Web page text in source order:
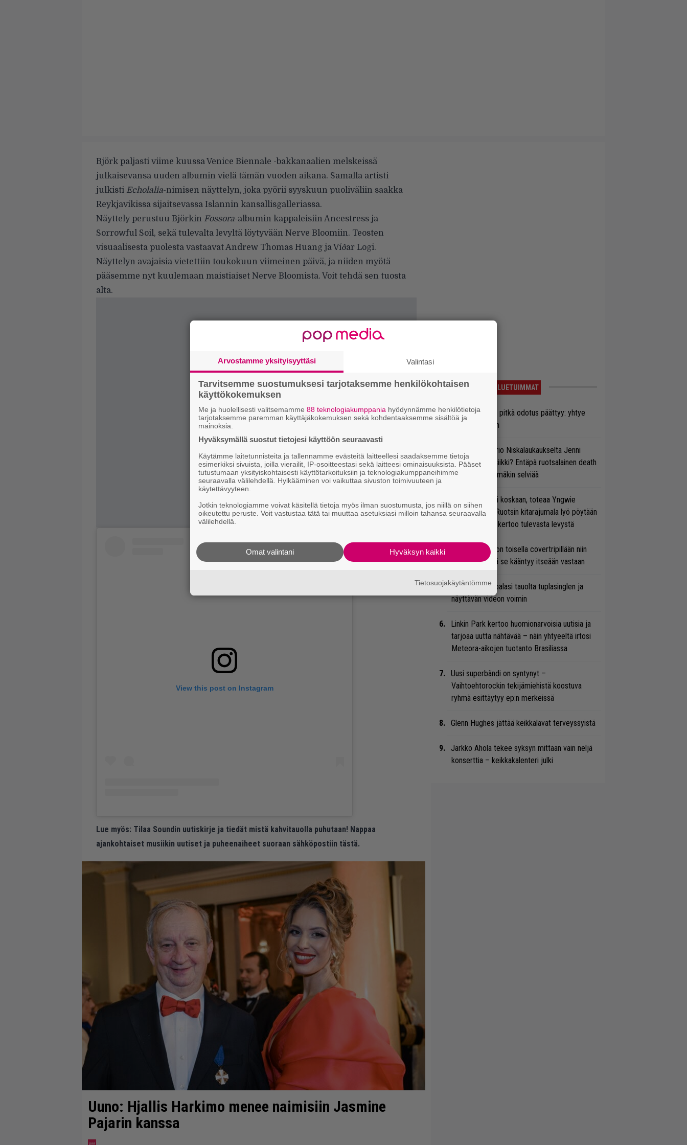
Björk paljasti viime kuussa Venice Biennale -bakkanaalien melskeissä
julkaisevansa uuden albumin vielä tämän vuoden aikana. Samalla artisti
julkisti Echolalia-nimisen näyttelyn, joka pyörii syyskuun puoliväliin saakka
Reykjavikissa sijaitsevassa Islannin kansallisgalleriassa.
Näyttely perustuu Björkin Fossora-albumin kappaleisiin Ancestress ja
Sorrowful Soil, sekä tulevalta levyltä löytyvään Nerve Bloomiin. Teosten
visuaalisesta puolesta vastaavat Andrew Thomas Huang ja Víðar Logi.
Näyttelyn avajaisia vietettiin toukokuun viimeinen päivä, ja niiden myötä
pääsemme nyt kuulemaan maistiaiset Nerve Bloomista. Voit tehdä sen tuosta
alta.
View this post on Instagram
Lue myös: Tilaa Soundin uutiskirje ja tiedät mistä kahvitauolla puhutaan! Nappaa
ajankohtaiset musiikin uutiset ja puheenaiheet suoraan sähköpostiin tästä.
Uuno: Hjallis Harkimo menee naimisiin Jasmine
Pajarin kanssa
LUETUIMMAT
Weezer-fanien pitkä odotus päättyy: yhtye
tulee Suomeen
Miten taipuu Trio Niskalaukaukselta Jenni
Vartiaisen musiikki? Entäpä ruotsalainen death
metal? Pian tämäkin selviää
Se on nyt tai ei koskaan, toteaa Yngwie
Malmsteen – Ruotsin kitarajumala lyö pöytään
uuden biisin ja kertoo tulevasta levystä
Arvio: Saimaa on toisella covertripillään niin
suvereeni, että se kääntyy itseään vastaan
Blind Channel palasi tauolta tuplasinglen ja
näyttävän videon voimin
Linkin Park kertoo huomionarvoisia uutisia ja
tarjoaa uutta nähtävää – näin yhtyeeltä irtosi
Meteora-aikojen tuotanto Brasiliassa
Uusi superbändi on syntynyt –
Vaihtoehtorockin tekijämiehistä koostuva
ryhmä esittäytyy ep:n merkeissä
Glenn Hughes jättää keikkalavat terveyssyistä
Jarkko Ahola tekee syksyn mittaan vain neljä
konserttia – keikkakalenteri julki
Arvostamme yksityisyyttäsi Valintasi
Tarvitsemme suostumuksesi tarjotaksemme henkilökohtaisen
käyttökokemuksen
Me ja huolellisesti valitsemamme 88 teknologiakumppania hyödynnämme henkilötietoja
tarjotaksemme paremman käyttäjäkokemuksen sekä kohdentaaksemme sisältöä ja
mainoksia.
Hyväksymällä suostut tietojesi käyttöön seuraavasti
Käytämme laitetunnisteita ja tallennamme evästeitä laitteellesi saadaksemme tietoja
esimerkiksi sivuista, joilla vierailit, IP-osoitteestasi sekä laitteesi ominaisuuksista. Pääset
tutustumaan yksityiskohtaisesti käyttötarkoituksiin ja teknologiakumppaneihimme
seuraavalla välilehdellä. Hylkääminen voi vaikuttaa sivuston toimivuuteen ja
käytettävyyteen.
Jotkin teknologiamme voivat käsitellä tietoja myös ilman suostumusta, jos niillä on siihen
oikeutettu peruste. Voit vastustaa tätä tai muuttaa asetuksiasi milloin tahansa seuraavalla
välilehdellä.
Hyväksyn kaikki
Omat valintani
Tietosuojakäytäntömme